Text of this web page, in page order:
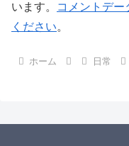
います。
コメントデー
ください。
ホーム 日常